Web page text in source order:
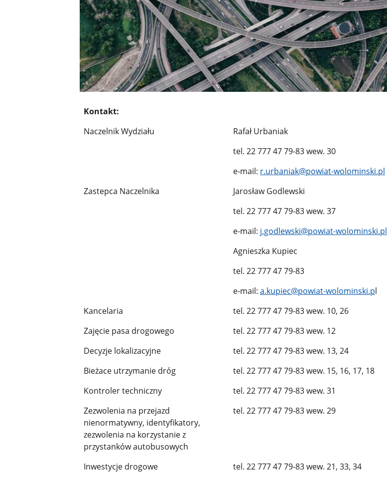
Kontakt:
Naczelnik Wydziału
Rafał Urbaniak
tel. 22 777 47 79-83 wew. 30
e-mail: r.urbaniak@powiat-wolominski.pl
Zastepca Naczelnika
Jarosław Godlewski
tel. 22 777 47 79-83 wew. 37
e-mail: j.godlewski@powiat-wolominski.pl
Agnieszka Kupiec
tel. 22 777 47 79-83
e-mail: a.kupiec@powiat-wolominski.pl
Kancelaria
tel. 22 777 47 79-83 wew. 10, 26
Zajęcie pasa drogowego
tel. 22 777 47 79-83 wew. 12
Decyzje lokalizacyjne
tel. 22 777 47 79-83 wew. 13, 24
Bieżace utrzymanie dróg
tel. 22 777 47 79-83 wew. 15, 16, 17, 18
Kontroler techniczny
tel. 22 777 47 79-83 wew. 31
Zezwolenia na przejazd
nienormatywny, identyfikatory,
zezwolenia na korzystanie z
przystanków autobusowych
tel. 22 777 47 79-83 wew. 29
Inwestycje drogowe
tel. 22 777 47 79-83 wew. 21, 33, 34